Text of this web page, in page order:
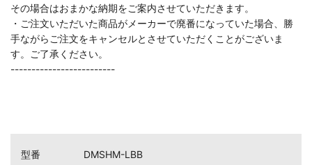
その場合はおまかな納期をご案内させていただきます。
・ご注文いただいた商品がメーカーで廃番になっていた場合、勝
手ながらご注文をキャンセルとさせていただくことがございま
す。ご了承ください。
-------------------------
型番
DMSHM-LBB